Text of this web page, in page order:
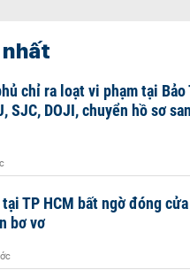
chỉ ra loạt vi phạm tại Bảo
SJC, DOJI, chuyển hồ sơ
TP HCM bất ngờ đóng
bơ vơ